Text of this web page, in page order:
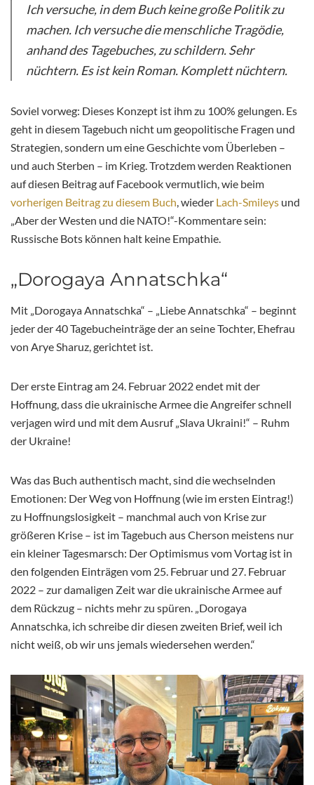
Ich versuche, in dem Buch keine große Politik zu
machen. Ich versuche die menschliche Tragödie,
anhand des Tagebuches, zu schildern. Sehr
nüchtern. Es ist kein Roman. Komplett nüchtern.
Soviel vorweg: Dieses Konzept ist ihm zu 100% gelungen. Es
geht in diesem Tagebuch nicht um geopolitische Fragen und
Strategien, sondern um eine Geschichte vom Überleben –
und auch Sterben – im Krieg. Trotzdem werden Reaktionen
auf diesen Beitrag auf Facebook vermutlich, wie beim
vorherigen Beitrag zu diesem Buch, wieder Lach-Smileys und
„Aber der Westen und die NATO!“-Kommentare sein:
Russische Bots können halt keine Empathie.
„Dorogaya Annatschka“
Mit „Dorogaya Annatschka“ – „Liebe Annatschka“ – beginnt
jeder der 40 Tagebucheinträge der an seine Tochter, Ehefrau
von Arye Sharuz, gerichtet ist.
Der erste Eintrag am 24. Februar 2022 endet mit der
Hoffnung, dass die ukrainische Armee die Angreifer schnell
verjagen wird und mit dem Ausruf „Slava Ukraini!“ – Ruhm
der Ukraine!
Was das Buch authentisch macht, sind die wechselnden
Emotionen: Der Weg von Hoffnung (wie im ersten Eintrag!)
zu Hoffnungslosigkeit – manchmal auch von Krise zur
größeren Krise – ist im Tagebuch aus Cherson meistens nur
ein kleiner Tagesmarsch: Der Optimismus vom Vortag ist in
den folgenden Einträgen vom 25. Februar und 27. Februar
2022 – zur damaligen Zeit war die ukrainische Armee auf
dem Rückzug – nichts mehr zu spüren. „Dorogaya
Annatschka, ich schreibe dir diesen zweiten Brief, weil ich
nicht weiß, ob wir uns jemals wiedersehen werden.“